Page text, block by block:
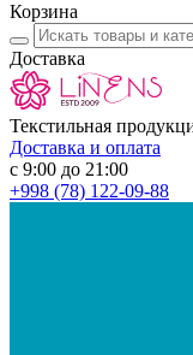
Корзина
Доставка
Текстильная
Доставка и оплата
с 9:00 до 21:00
+998 (78) 122-09-88